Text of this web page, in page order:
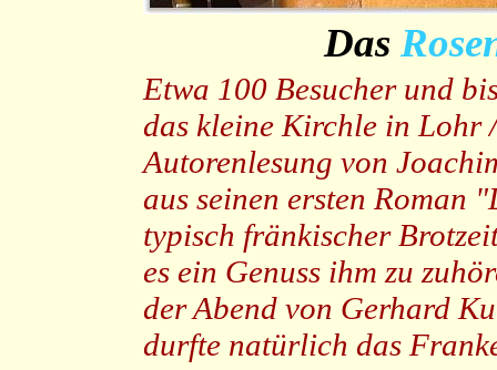
Das
Etwa 100 Besucher und
das kleine Kirchle in Lohr
Autorenlesung von
aus seinen ersten Roman
typisch fränkischer
es ein Genuss ihm zu
der Abend von Gerhard
durfte natürlich das